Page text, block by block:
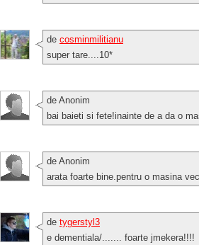
de cosminmilitianu
super tare....10*
de Anonim
bai baieti si fete!inainte de a da o
de Anonim
arata foarte bine.pentru o masina
de tygerstyl3
e dementiala/....... foarte jmekera!!!!